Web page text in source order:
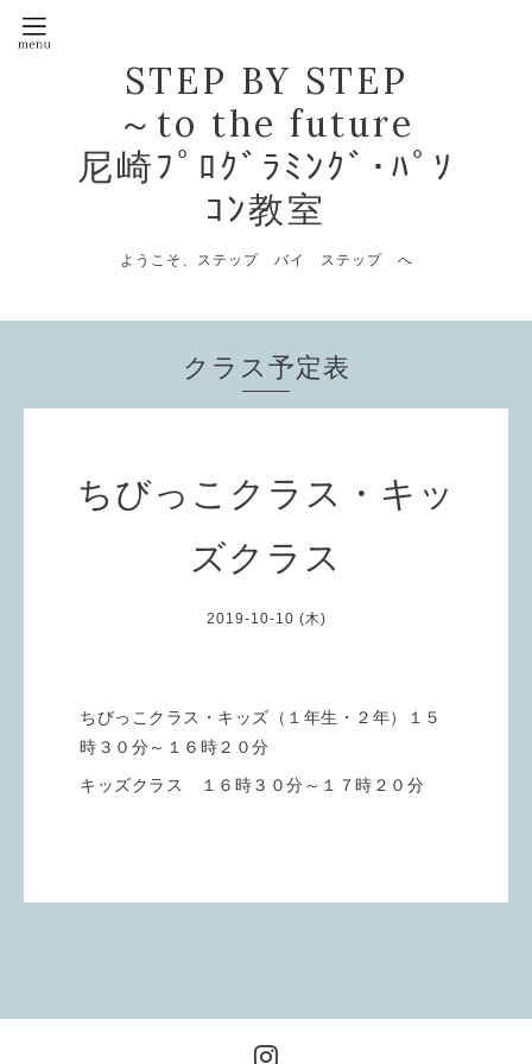
STEP BY STEP
～to the future
尼崎ﾌﾟﾛｸﾞﾗﾐﾝｸﾞ･ﾊﾟｿ
ｺﾝ教室
ようこそ、ステップ バイ ステップ へ
クラス予定表
ちびっこクラス・キッ
ズクラス
2019-10-10 (木)
ちびっこクラス・キッズ（１年生・２年）１５
時３０分～１６時２０分
キッズクラス １６時３０分～１７時２０分